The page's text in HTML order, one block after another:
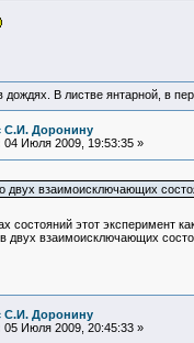
дождях. В листве янтарной, в
С.И. Доронину
04 Июля 2009, 19:53:35 »
двух взаимоисключающих
состояний этот эксперимент
двух взаимоисключающих
С.И. Доронину
05 Июля 2009, 20:45:33 »